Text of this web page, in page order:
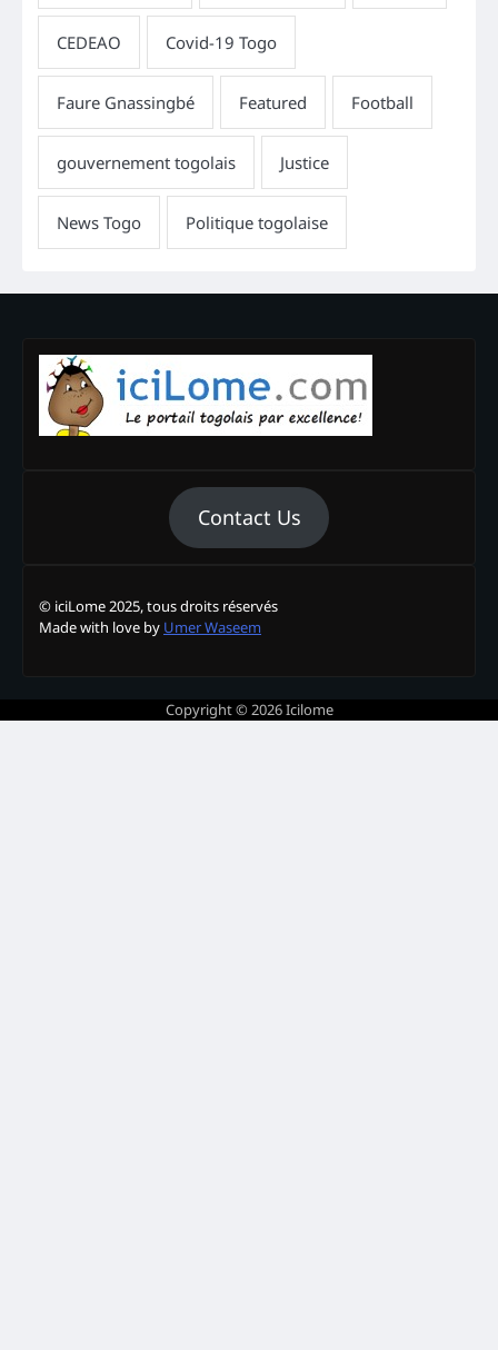
Contact Us
© iciLome 2025, tous droits réservés
Made with love by Umer Waseem
Copyright © 2026Icilome